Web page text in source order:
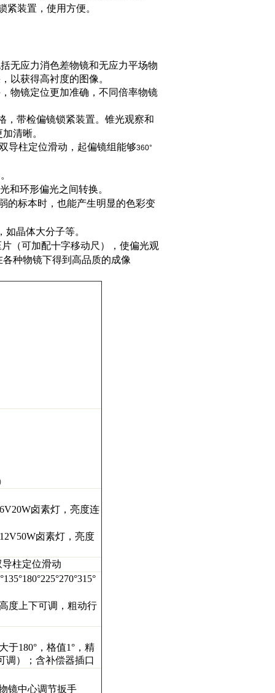
装置，使用方便。
无应力消色差物镜和无应力平场物
以获得高衬度的图像。
物镜定位更加准确，不同倍率物镜
，带检偏镜锁紧装置。锥光观察和
清晰。
导柱定位滑动，起偏镜组能够360°
和环形偏光之间转换。
的标本时，也能产生明显的色彩变
晶体大分子等。
片（可加配十字移动尺），使偏光观
种物镜下得到高品质的成像
）
6V20W卤素灯，亮度连
12V50W卤素灯，亮度
柱定位滑动
°135°180°225°270°315°
度上下可调，粗动行
于180°，格值1°，精
调）；含补偿器插口
镜中心调节扳手